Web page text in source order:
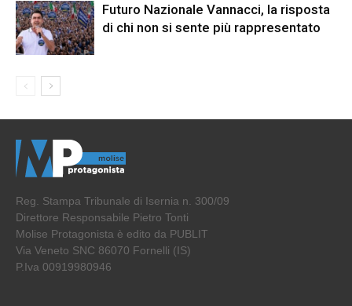
Futuro Nazionale Vannacci, la risposta
di chi non si sente più rappresentato
Reg. Stampa Tribunale di Isernia n. 300/09
Direttore Responsabile Pietro Tonti
Molise Protagonista è edito da PUBLIT
Via Veneto SNC 86070 Fornelli (IS)
P.Iva 00919980946